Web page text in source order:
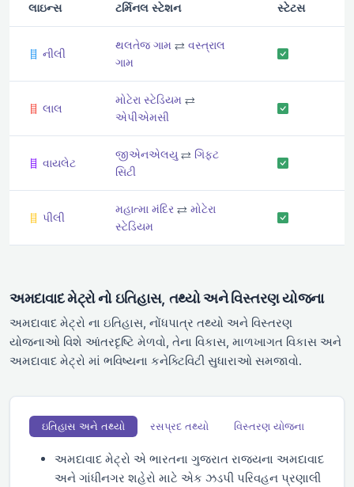
લાઇન્સ
ટર્મિનલ સ્ટેશન
સ્ટેટસ
નીલી
થલતેજ ગામ ⇄ વસ્ત્રાલ
ગામ
લાલ
મોટેરા સ્ટેડિયમ ⇄
એપીએમસી
વાયલેટ
જીએનએલયુ ⇄ ગિફ્ટ
સિટી
પીલી
મહાત્મા મંદિર ⇄ મોટેરા
સ્ટેડિયમ
અમદાવાદ મેટ્રો નો ઇતિહાસ, તથ્યો અને વિસ્તરણ યોજના
અમદાવાદ મેટ્રો ના ઇતિહાસ, નોંધપાત્ર તથ્યો અને વિસ્તરણ
યોજનાઓ વિશે આંતરદૃષ્ટિ મેળવો, તેના વિકાસ, માળખાગત વિકાસ અને
અમદાવાદ મેટ્રો માં ભવિષ્યના કનેક્ટિવિટી સુધારાઓ સમજાવો.
ઇતિહાસ અને તથ્યો રસપ્રદ તથ્યો વિસ્તરણ યોજના
અમદાવાદ મેટ્રો એ ભારતના ગુજરાત રાજ્યના અમદાવાદ
અને ગાંધીનગર શહેરો માટે એક ઝડપી પરિવહન પ્રણાલી